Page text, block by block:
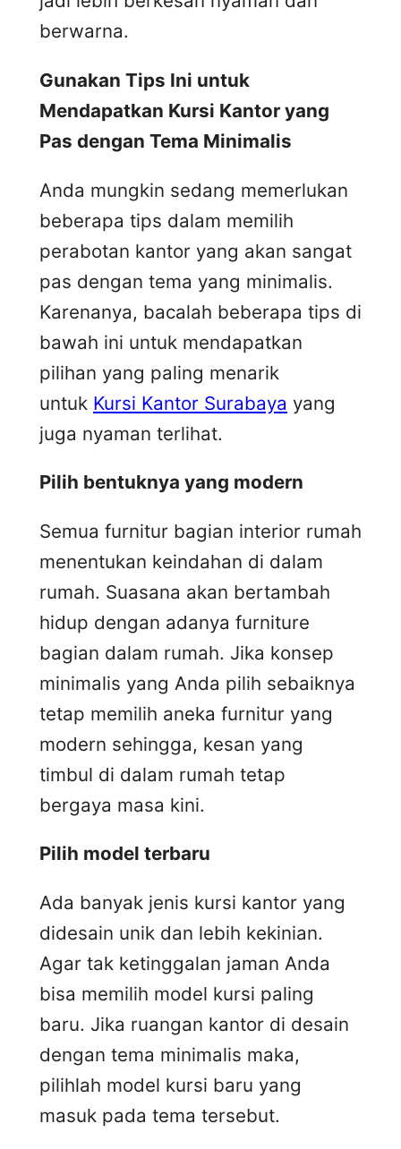
berwarna.
Gunakan Tips Ini untuk
Mendapatkan Kursi Kantor yang
Pas dengan Tema Minimalis
Anda mungkin sedang memerlukan
beberapa tips dalam memilih
perabotan kantor yang akan sangat
pas dengan tema yang minimalis.
Karenanya, bacalah beberapa tips di
bawah ini untuk mendapatkan
pilihan yang paling menarik
untuk Kursi Kantor Surabaya yang
juga nyaman terlihat.
Pilih bentuknya yang modern
Semua furnitur bagian interior rumah
menentukan keindahan di dalam
rumah. Suasana akan bertambah
hidup dengan adanya furniture
bagian dalam rumah. Jika konsep
minimalis yang Anda pilih sebaiknya
tetap memilih aneka furnitur yang
modern sehingga, kesan yang
timbul di dalam rumah tetap
bergaya masa kini.
Pilih model terbaru
Ada banyak jenis kursi kantor yang
didesain unik dan lebih kekinian.
Agar tak ketinggalan jaman Anda
bisa memilih model kursi paling
baru. Jika ruangan kantor di desain
dengan tema minimalis maka,
pilihlah model kursi baru yang
masuk pada tema tersebut.